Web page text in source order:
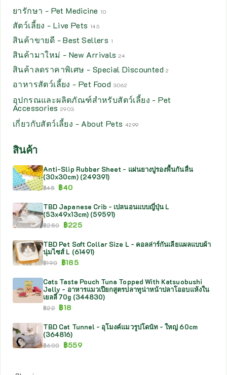
ยารักษา - Pet Medicine 10
สัตว์เลี้ยง - Live Pets 145
สินค้าขายดี - Best Sellers 1
สินค้ามาใหม่ - New Arrivals 24
สินค้าลดราคาพิเศษ - Special Discounted 2
อาหารสัตว์เลี้ยง - Pet Food 3062
อุปกรณและผลิตภัณฑ์สำหรับสัตว์เลี้ยง - Pet
Accessories 2903
เกี่ยวกับสัตว์เลี้ยง - About Pets 4299
สินค้า
Anti-Slip Rubber Sheet - แผ่นยางปูรองพื้นกันลื่น
(30x30cm) (249391)
฿45 ฿40
TBD Japanese Crib - เปลนอนแบบญี่ปุ่น L
(53x49x13cm) (59591)
฿250 ฿225
TBD Pet Soft Collar Size L - คอลล่าร์กันเลียแผลแบบผ้า
นุ่มไซส์ L (61491)
฿190 ฿185
Cats Taste Pouch Tuna Topped With Katsuobushi
Jelly - อาหารแมวเปียกสูตรปลาทูน่าหน้าปลาโออบแห้งใน
เยลลี่ 70g (344830)
฿22 ฿18
TBD Cat Tunnel - อุโมงค์แมวรูปโดนัท - ใหญ่ 60cm
(364816)
฿600 ฿559